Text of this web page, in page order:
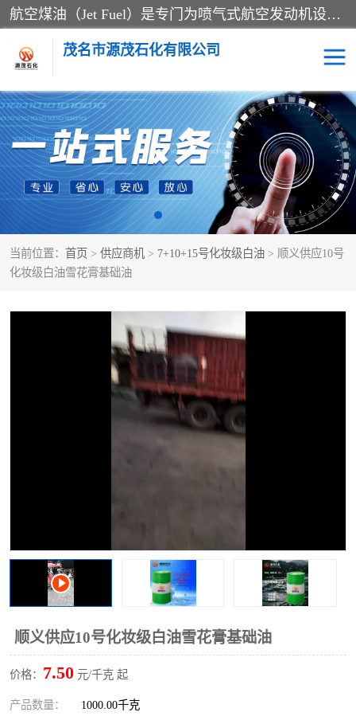
航空煤油（Jet Fuel）是专门为喷气式航空发动机设计的高纯度燃料，主要分为Jet A、Jet A-1和Jet B等类型。其特点是闪点高、低温流动性好，并添加了抗静电剂和抗氧化剂以确保飞行安全。航空煤油需
茂名市源茂石化有限公司
当前位置： 首页 > 供应商机 > 7+10+15号化妆级白油 > 顺义供应10号
化妆级白油雪花膏基础油
顺义供应10号化妆级白油雪花膏基础油
价格： 7.50 元/千克 起
产品数量： 1000.00千克
RP3航空煤油 D20+D30溶剂油
D40+D60溶剂油 D80+D100溶剂油
6号+120号溶剂油 260号溶剂油
异构烷烃 天然乳胶
26+32号化妆级白油 46+68号化妆级白油